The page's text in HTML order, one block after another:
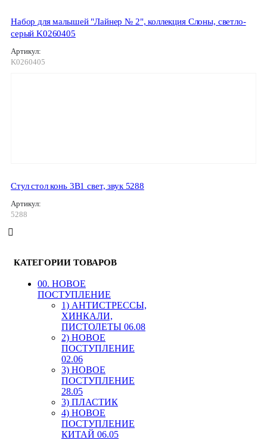
Набор для малышей "Лайнер № 2", коллекция Слоны, светло-
серый K0260405
Артикул:
K0260405
Стул стол конь 3В1 свет, звук 5288
Артикул:
5288
КАТЕГОРИИ ТОВАРОВ
00. HОВОЕ
ПОСТУПЛЕНИЕ
1) АНТИСТРЕССЫ,
ХИНКАЛИ,
ПИСТОЛЕТЫ 06.08
2) НОВОЕ
ПОСТУПЛЕНИЕ
02.06
3) НОВОЕ
ПОСТУПЛЕНИЕ
28.05
3) ПЛАСТИК
4) НОВОЕ
ПОСТУПЛЕНИЕ
КИТАЙ 06.05